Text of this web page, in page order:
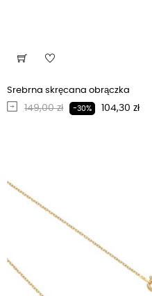
Srebrna skręcana obrączka
Regularna cena
149,00 zł -30% Cena
104,30 zł